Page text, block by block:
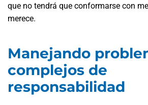
que no tendrá que conformarse con
merece.
Manejando
complejos de
responsabilidad